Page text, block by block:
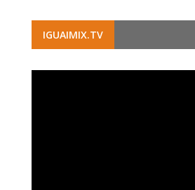
IGUAIMIX.TV